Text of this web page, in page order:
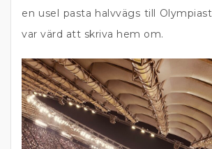
en usel pasta halvvägs till
var värd att skriva hem om.